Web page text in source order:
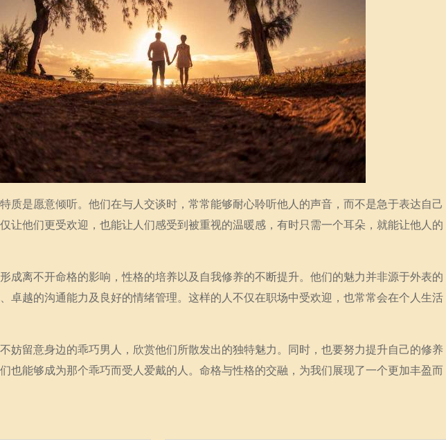
质是愿意倾听。他们在与人交谈时，常常能够耐心聆听他人的声音，而不是急于表达自己
让他们更受欢迎，也能让人们感受到被重视的温暖感，有时只需一个耳朵，就能让他人的
成离不开命格的影响，性格的培养以及自我修养的不断提升。他们的魅力并非源于外表的
卓越的沟通能力及良好的情绪管理。这样的人不仅在职场中受欢迎，也常常会在个人生活
妨留意身边的乖巧男人，欣赏他们所散发出的独特魅力。同时，也要努力提升自己的修养
也能够成为那个乖巧而受人爱戴的人。命格与性格的交融，为我们展现了一个更加丰盈而